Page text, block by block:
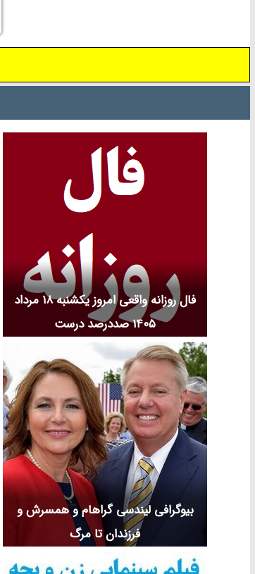
فال روزانه واقعی امروز یکشنبه ۱۸ مرداد
۱۴۰۵ صددرصد درست
بیوگرافی لیندسی گراهام و همسرش و
فرزندان تا مرگ